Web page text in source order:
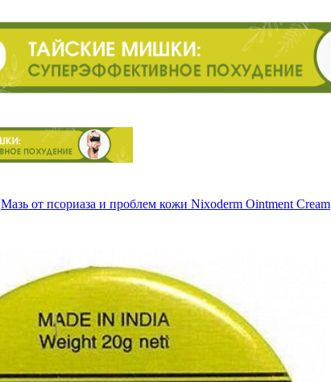
Мазь от псориаза и проблем кожи Nixoderm Ointment Cream